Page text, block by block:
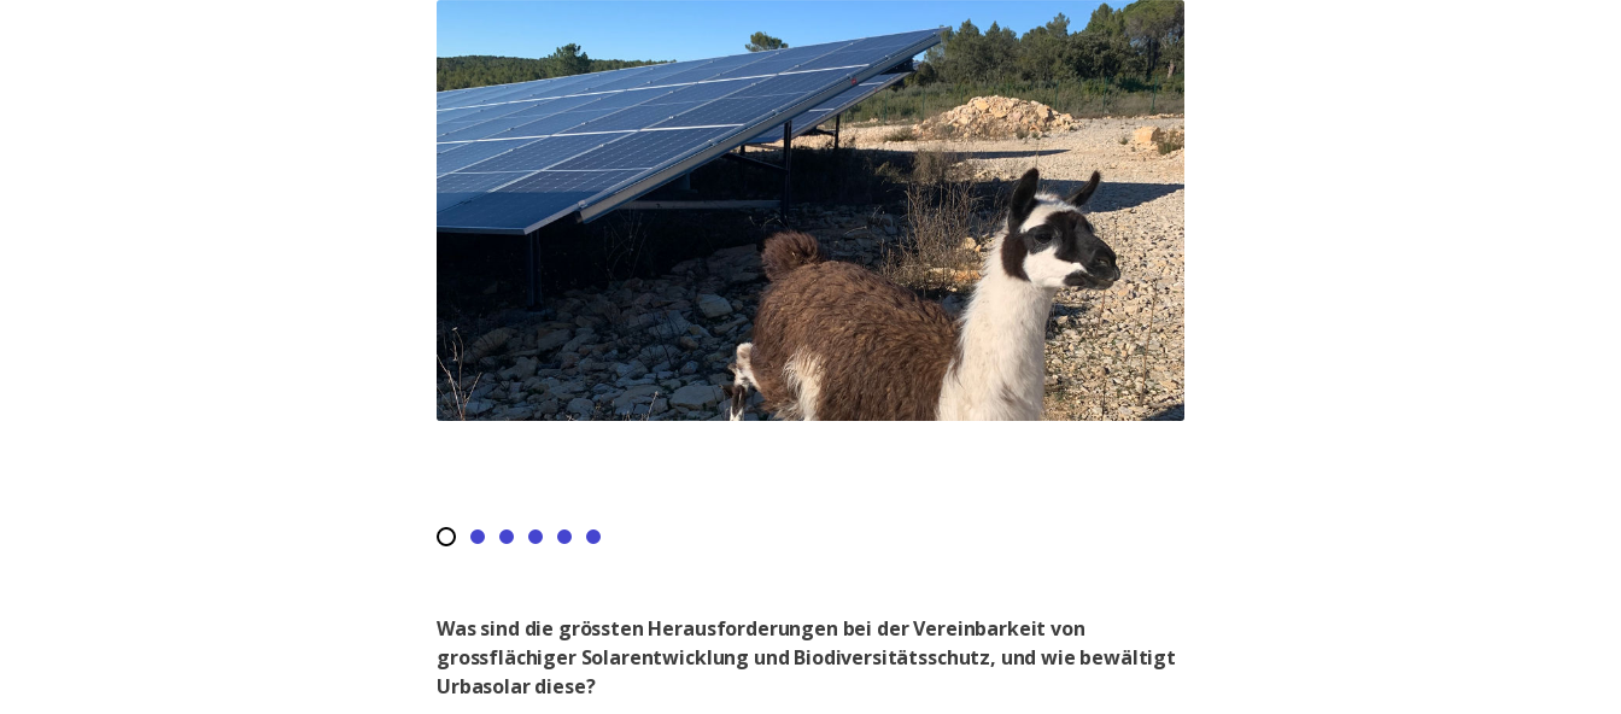
Was sind die grössten Herausforderungen bei der Vereinbarkeit von
grossflächiger Solarentwicklung und Biodiversitätsschutz, und wie bewältigt
Urbasolar diese?